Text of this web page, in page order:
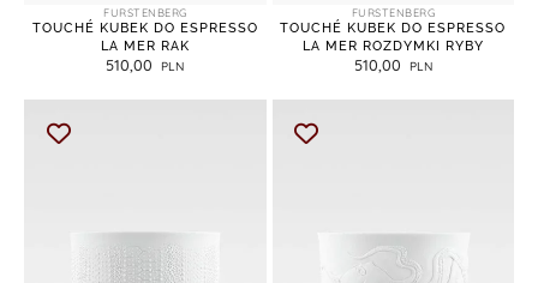
FURSTENBERG
TOUCHÉ KUBEK DO ESPRESSO
LA MER RAK
510,00
FURSTENBERG
TOUCHÉ KUBEK DO ESPRESSO
LA MER ROZDYMKI RYBY
510,00